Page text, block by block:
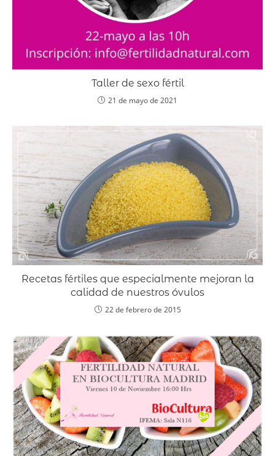
Taller de sexo fértil
21 de mayo de 2021
Recetas fértiles que especialmente mejoran la
calidad de nuestros óvulos
22 de febrero de 2015